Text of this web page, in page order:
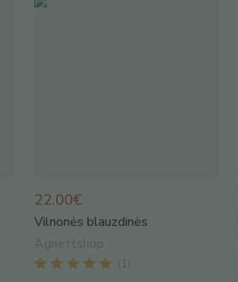
22.00€
Vilnonės blauzdinės
Agnettshop
( 1